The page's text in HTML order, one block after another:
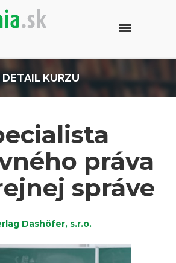
DETAIL KURZU
práva
správe
Dashöfer, s.r.o.